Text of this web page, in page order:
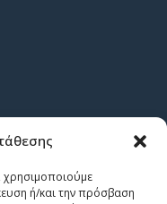
χρησιμοποιούμε
ή/και την πρόσβαση